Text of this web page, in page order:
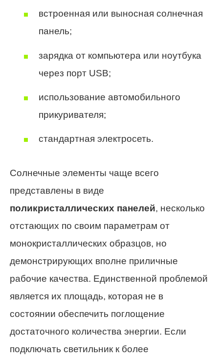
встроенная или выносная солнечная
панель;
зарядка от компьютера или ноутбука
через порт USB;
использование автомобильного
прикуривателя;
стандартная электросеть.
Солнечные элементы чаще всего
представлены в виде
поликристаллических панелей, несколько
отстающих по своим параметрам от
монокристаллических образцов, но
демонстрирующих вполне приличные
рабочие качества. Единственной проблемой
является их площадь, которая не в
состоянии обеспечить поглощение
достаточного количества энергии. Если
подключать светильник к более